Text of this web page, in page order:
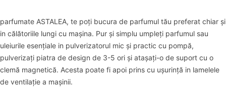
parfumate ASTALEA, te poți bucura de parfumul tău preferat chiar și
in călătoriile lungi cu mașina. Pur și simplu umpleți parfumul sau
uleiurile esențiale in pulverizatorul mic și practic cu pompă,
pulverizați piatra de design de 3-5 ori și atașați-o de suport cu o
clemă magnetică. Acesta poate fi apoi prins cu ușurință in lamelele
de ventilație a mașinii.